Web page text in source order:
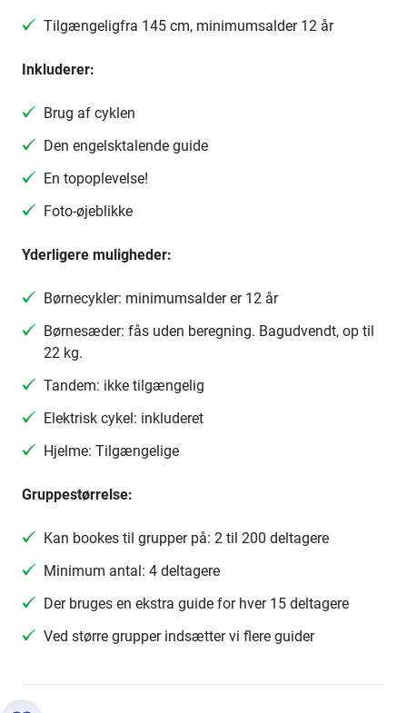
Tilgængeligfra 145 cm, minimumsalder 12 år
Inkluderer:
Brug af cyklen
Den engelsktalende guide
En topoplevelse!
Foto-øjeblikke
Yderligere muligheder:
Børnecykler: minimumsalder er 12 år
Børnesæder: fås uden beregning. Bagudvendt, op til
22 kg.
Tandem: ikke tilgængelig
Elektrisk cykel: inkluderet
Hjelme: Tilgængelige
Gruppestørrelse:
Kan bookes til grupper på: 2 til 200 deltagere
Minimum antal: 4 deltagere
Der bruges en ekstra guide for hver 15 deltagere
Ved større grupper indsætter vi flere guider